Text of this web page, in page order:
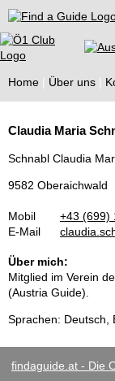
Find a
Home Über uns
Guides
Claudia Maria
Schnabl Claudia
9582 Oberaichwald
Mobil
+43 (699)
E-Mail
Über mich:
Mitglied im Verein
(Austria Guide).
Sprachen: Deutsch,
findaguide.at - Die